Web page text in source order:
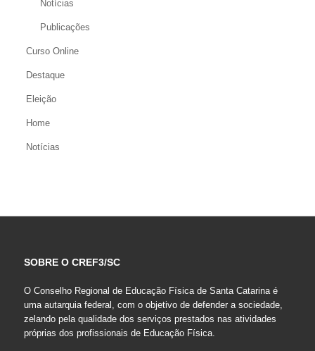
Notícias
Publicações
Curso Online
Destaque
Eleição
Home
Notícias
SOBRE O CREF3/SC
O Conselho Regional de Educação Física de Santa Catarina é
uma autarquia federal, com o objetivo de defender a sociedade,
zelando pela qualidade dos serviços prestados nas atividades
próprias dos profissionais de Educação Física.